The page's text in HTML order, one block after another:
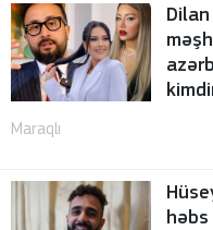
Maraqlı